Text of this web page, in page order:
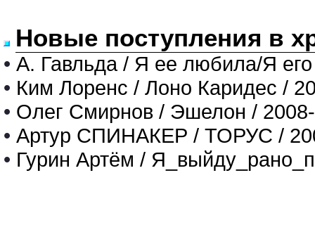
Новые поступления в
• А. Гавльда / Я ее любила/Я
• Ким Лоренс / Лоно Каридес /
• Олег Смирнов / Эшелон /
• Артур СПИНАКЕР / ТОРУС /
• Гурин Артём /